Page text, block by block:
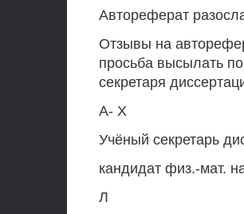
Автореферат
Отзывы на
просьба высылать
секретаря
А- X
Учёный секретарь
кандидат физ.-мат.
Л